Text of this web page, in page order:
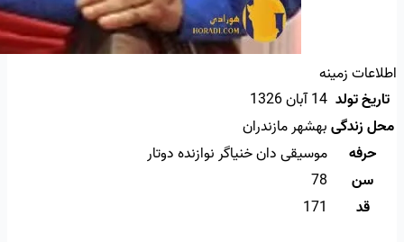
اطلاعات زمینه
تاریخ تولد 14 آبان 1326
محل زندگیبهشهر مازندران
حرفه
موسیقی دان خنیاگر نوازنده دوتار
سن
78
قد
171